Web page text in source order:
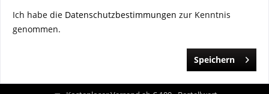
Ich habe die Datenschutzbestimmungen zur Kenntnis
genommen.
Speichern